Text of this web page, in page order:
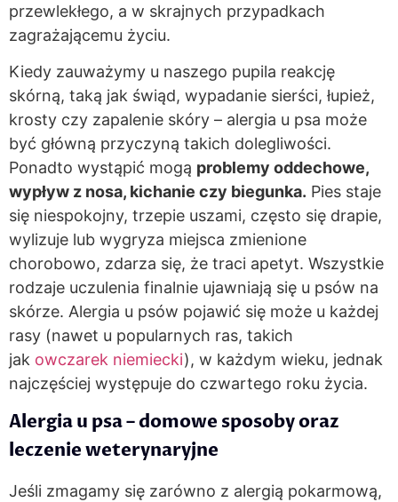
przewlekłego, a w skrajnych przypadkach
zagrażającemu życiu.
Kiedy zauważymy u naszego pupila reakcję
skórną, taką jak świąd, wypadanie sierści, łupież,
krosty czy zapalenie skóry – alergia u psa może
być główną przyczyną takich dolegliwości.
Ponadto wystąpić mogą problemy oddechowe,
wypływ z nosa, kichanie czy biegunka. Pies staje
się niespokojny, trzepie uszami, często się drapie,
wylizuje lub wygryza miejsca zmienione
chorobowo, zdarza się, że traci apetyt. Wszystkie
rodzaje uczulenia finalnie ujawniają się u psów na
skórze. Alergia u psów pojawić się może u każdej
rasy (nawet u popularnych ras, takich
jak owczarek niemiecki), w każdym wieku, jednak
najczęściej występuje do czwartego roku życia.
Alergia u psa – domowe sposoby oraz
leczenie weterynaryjne
Jeśli zmagamy się zarówno z alergią pokarmową,